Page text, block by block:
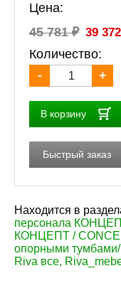
Цена:
45 781₽ 39 372
Количество:
-
+
В корзину
Быстрый заказ
Находится в
персонала
КОНЦЕПТ /
опорными
Riva все,